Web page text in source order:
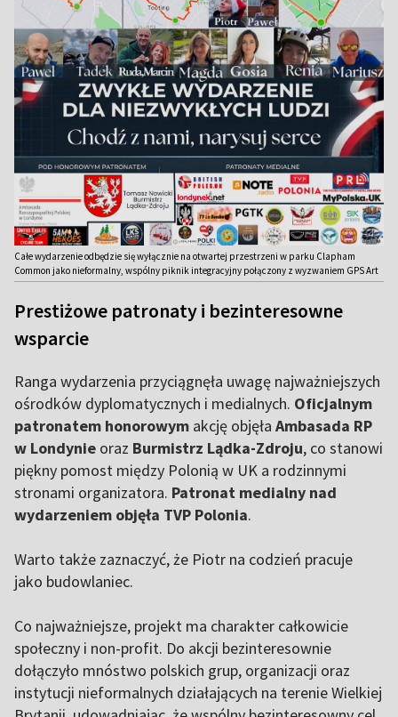
Całe wydarzenie odbędzie się wyłącznie na otwartej przestrzeni w parku Clapham
Common jako nieformalny, wspólny piknik integracyjny połączony z wyzwaniem GPS Art
Prestiżowe patronaty i bezinteresowne
wsparcie
Ranga wydarzenia przyciągnęła uwagę najważniejszych
ośrodków dyplomatycznych i medialnych. Oficjalnym
patronatem honorowym akcję objęła Ambasada RP
w Londynie oraz Burmistrz Lądka-Zdroju, co stanowi
piękny pomost między Polonią w UK a rodzinnymi
stronami organizatora. Patronat medialny nad
wydarzeniem objęła TVP Polonia.
Warto także zaznaczyć, że Piotr na codzień pracuje
jako budowlaniec.
Co najważniejsze, projekt ma charakter całkowicie
społeczny i non-profit. Do akcji bezinteresownie
dołączyło mnóstwo polskich grup, organizacji oraz
instytucji nieformalnych działających na terenie Wielkiej